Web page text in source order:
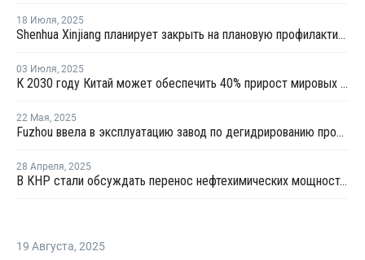
18 Июля, 2025
Shenhua Xinjiang планирует закрыть на плановую профилактику установку олефинов в Китае
03 Июля, 2025
К 2030 году Китай может обеспечить 40% прирост мировых мощностей по выпуску пропилена
22 Мая, 2025
Fuzhou ввела в эксплуатацию завод по дегидрированию пропана мощностью 900 тысяч тонн
28 Апреля, 2025
В КНР стали обсуждать перенос нефтехимических мощностей в США из-за пошлин
19 Августа, 2025